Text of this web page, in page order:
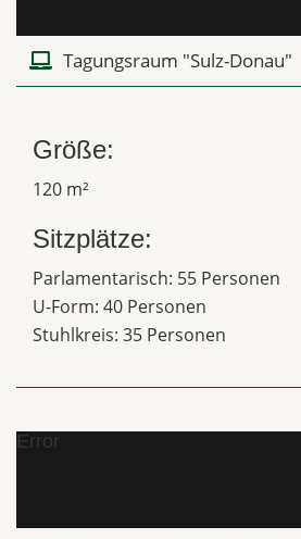
Tagungsraum "Sulz-Donau"
Größe:
120 m²
Sitzplätze:
Parlamentarisch: 55 Personen
U-Form: 40 Personen
Stuhlkreis: 35 Personen
Error